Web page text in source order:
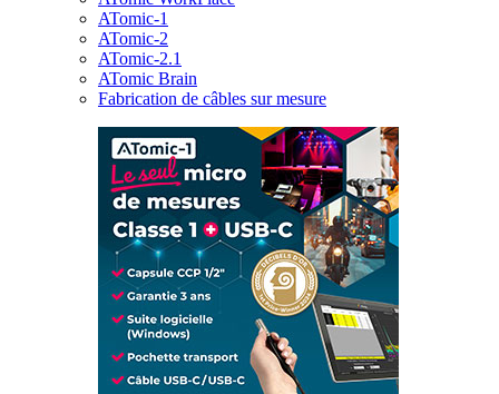
ATomic-1
ATomic-2
ATomic-2.1
ATomic Brain
Fabrication de câbles sur mesure